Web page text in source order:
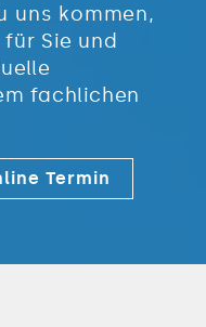
uns kommen,
Sie und
fachlichen
Termin